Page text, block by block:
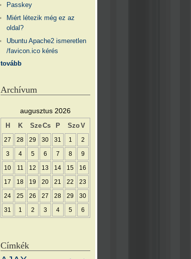
Passkey
Miért létezik még ez az
oldal?
Ubuntu Apache2 ismeretlen
/favicon.ico kérés
tovább
Archívum
augusztus 2026
H K SzeCs P SzoV
27 28 29 30 31 1 2
3 4 5 6 7 8 9
10 11 12 13 14 15 16
17 18 19 20 21 22 23
24 25 26 27 28 29 30
31 1 2 3 4 5 6
Címkék